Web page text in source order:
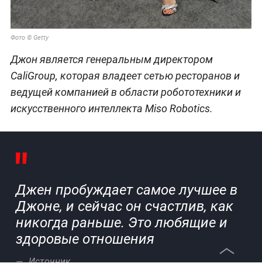
Фото © Getty
Джон является генеральным директором
CaliGroup, которая владеет сетью ресторанов и
ведущей компанией в области робототехники и
искусственного интеллекта Miso Robotics.
Джен пробуждает самое лучшее в
Джоне, и сейчас он счастлив, как
никогда раньше. Это любящие и
здоровые отношения
Источник